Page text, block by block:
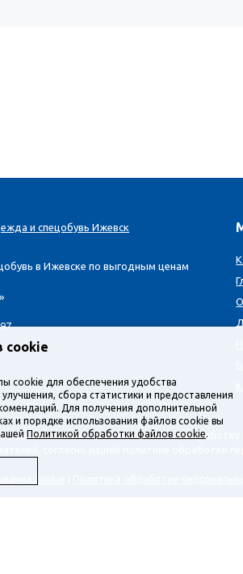
в Ижевске по выгодным ценам
Вы выражаете согласие на сбор и
согласно нашей политике обработки
cookie Политика обработки
cookie
cookie для обеспечения удобства
сбора статистики и предоставления
Для получения дополнительной
и порядке использования файлов cookie вы
Политикой обработки файлов cookie.